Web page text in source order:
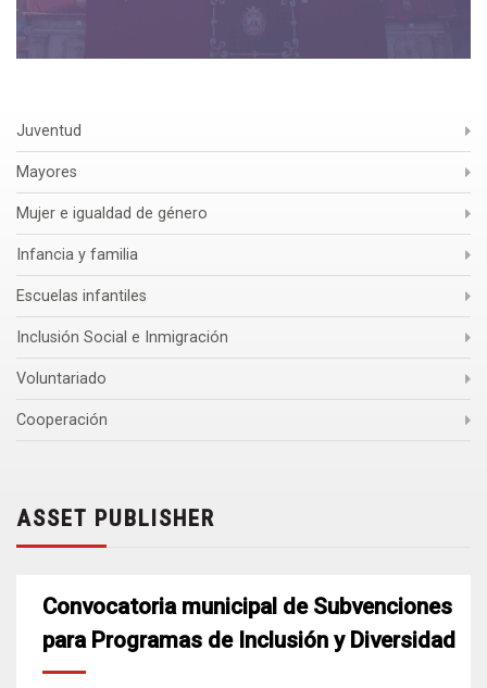
Juventud
Mayores
Mujer e igualdad de género
Infancia y familia
Escuelas infantiles
Inclusión Social e Inmigración
Voluntariado
Cooperación
ASSET PUBLISHER
Convocatoria municipal de Subvenciones
para Programas de Inclusión y Diversidad